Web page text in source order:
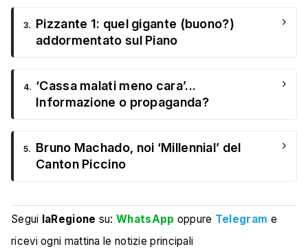
3. Pizzante 1: quel gigante (buono?)
addormentato sul Piano
›
4. ‘Cassa malati meno cara’...
Informazione o propaganda?
›
5. Bruno Machado, noi ‘Millennial’ del
Canton Piccino
›
Segui laRegione su:WhatsApp oppure Telegram e
ricevi ogni mattina le notizie principali